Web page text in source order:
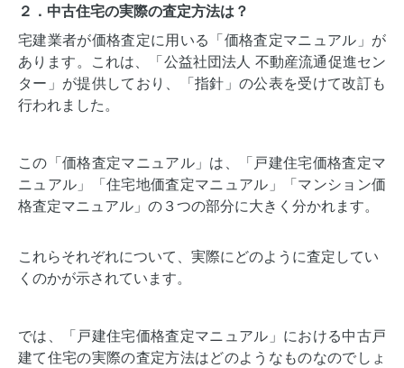
２．中古住宅の実際の査定方法は？
宅建業者が価格査定に用いる「価格査定マニュアル」が
あります。これは、「公益社団法人 不動産流通促進セン
ター」が提供しており、「指針」の公表を受けて改訂も
行われました。
この「価格査定マニュアル」は、「戸建住宅価格査定マ
ニュアル」「住宅地価査定マニュアル」「マンション価
格査定マニュアル」の３つの部分に大きく分かれます。
これらそれぞれについて、実際にどのように査定してい
くのかが示されています。
では、「戸建住宅価格査定マニュアル」における中古戸
建て住宅の実際の査定方法はどのようなものなのでしょ